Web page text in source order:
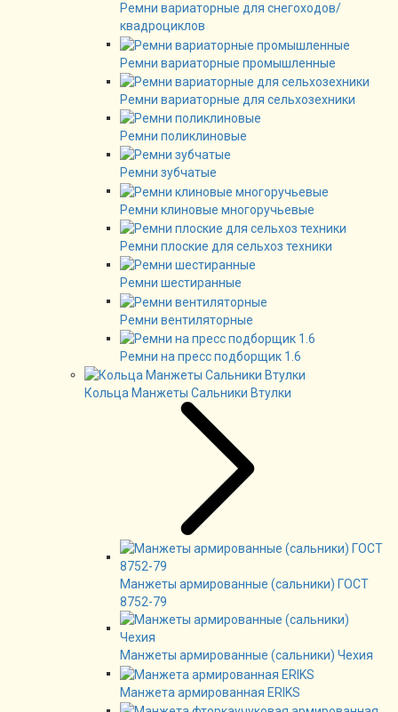
Ремни вариаторные для снегоходов/
квадроциклов
Ремни вариаторные промышленные
Ремни вариаторные для сельхозехники
Ремни поликлиновые
Ремни зубчатые
Ремни клиновые многоручьевые
Ремни плоские для сельхоз техники
Ремни шестиранные
Ремни вентиляторные
Ремни на пресс подборщик 1.6
Кольца Манжеты Сальники Втулки
Манжеты армированные (сальники) ГОСТ
8752-79
Манжеты армированные (сальники) Чехия
Манжета армированная ERIKS